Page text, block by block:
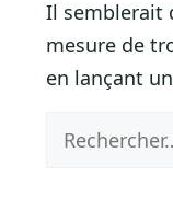
Il semblerait
mesure de
en lançant
Rechercher :